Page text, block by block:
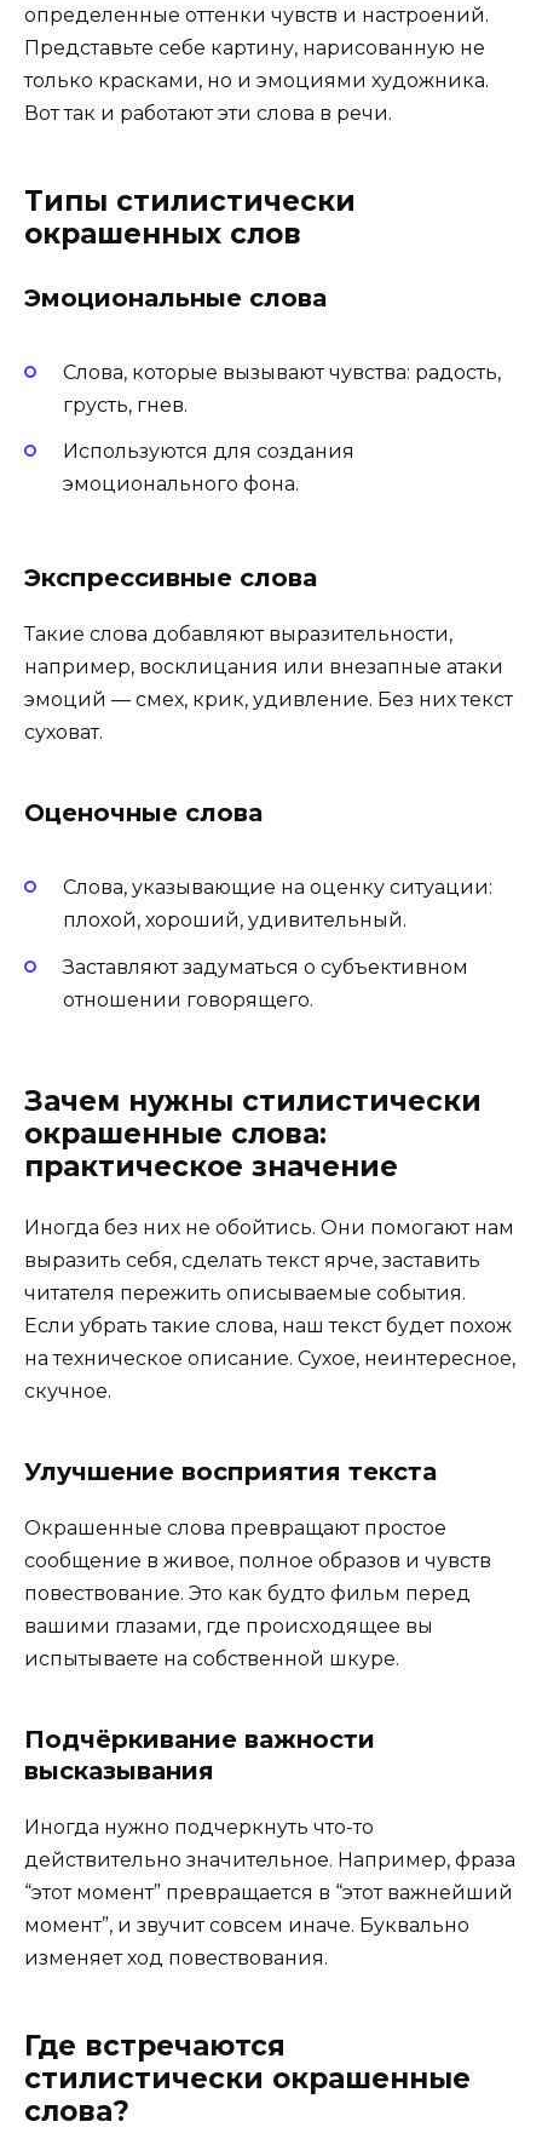
определенные оттенки чувств и настроений.
Представьте себе картину, нарисованную не
только красками, но и эмоциями художника.
Вот так и работают эти слова в речи.
Типы стилистически
окрашенных слов
Эмоциональные слова
Слова, которые вызывают чувства: радость,
грусть, гнев.
Используются для создания
эмоционального фона.
Экспрессивные слова
Такие слова добавляют выразительности,
например, восклицания или внезапные атаки
эмоций — смех, крик, удивление. Без них текст
суховат.
Оценочные слова
Слова, указывающие на оценку ситуации:
плохой, хороший, удивительный.
Заставляют задуматься о субъективном
отношении говорящего.
Зачем нужны стилистически
окрашенные слова:
практическое значение
Иногда без них не обойтись. Они помогают нам
выразить себя, сделать текст ярче, заставить
читателя пережить описываемые события.
Если убрать такие слова, наш текст будет похож
на техническое описание. Сухое, неинтересное,
скучное.
Улучшение восприятия текста
Окрашенные слова превращают простое
сообщение в живое, полное образов и чувств
повествование. Это как будто фильм перед
вашими глазами, где происходящее вы
испытываете на собственной шкуре.
Подчёркивание важности
высказывания
Иногда нужно подчеркнуть что-то
действительно значительное. Например, фраза
“этот момент” превращается в “этот важнейший
момент”, и звучит совсем иначе. Буквально
изменяет ход повествования.
Где встречаются
стилистически окрашенные
слова?